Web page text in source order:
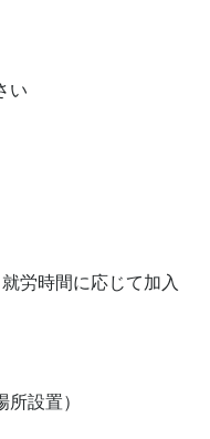
い
労時間に応じて加入
設置）